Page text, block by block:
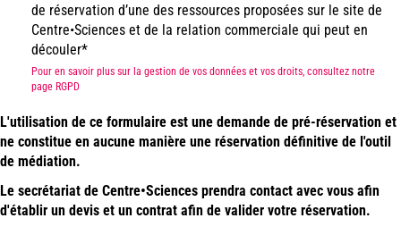
de réservation d’une des ressources proposées sur le site de
Centre•Sciences et de la relation commerciale qui peut en
découler
Pour en savoir plus sur la gestion de vos données et vos droits, consultez notre
page RGPD
L'utilisation de ce formulaire est une demande de pré-réservation et
ne constitue en aucune manière une réservation définitive de l'outil
de médiation.
Le secrétariat de Centre•Sciences prendra contact avec vous afin
d'établir un devis et un contrat afin de valider votre réservation.